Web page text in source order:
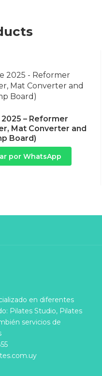
– Reformer
Mat Converter and
Board)
por WhatsApp
en diferentes
Pilates Studio, Pilates
servicios de